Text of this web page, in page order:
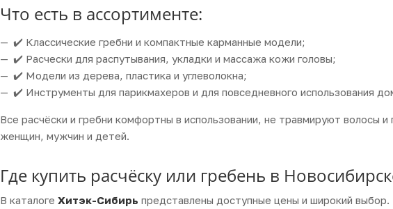
Что есть в ассортименте:
✔️ Классические гребни и компактные карманные модели;
✔️ Расчески для распутывания, укладки и массажа кожи головы;
✔️ Модели из дерева, пластика и углеволокна;
✔️ Инструменты для парикмахеров и для повседневного использования
Все расчёски и гребни комфортны в использовании, не травмируют волосы
женщин, мужчин и детей.
Где купить расчёску или гребень в
В каталоге Хитэк-Сибирь представлены доступные цены и широкий